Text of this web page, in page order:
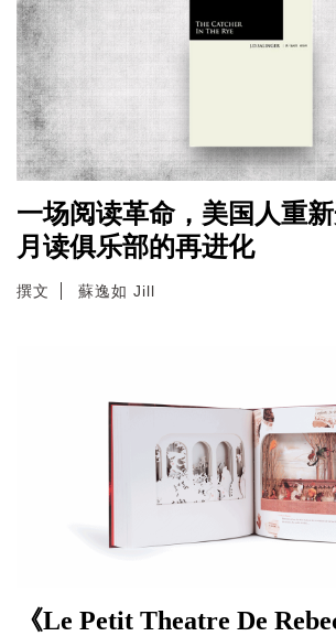
一场阅读革命，美国人重
月读俱乐部的再进化
撰文 蘇逸如 Jill
《Le Petit Theatre De